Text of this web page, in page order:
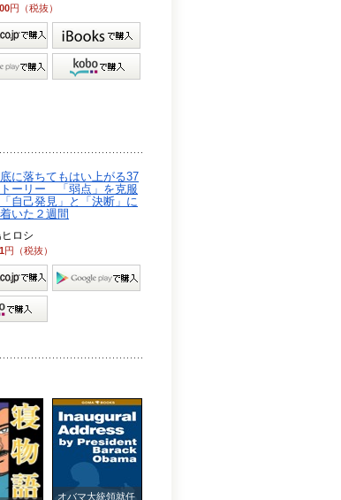
円（税抜）
に落ちてもはい上がる37
ーリー 「弱点」を克服
自己発見」と「決断」に
いた２週間
ロシ
円（税抜）
オバマ大統領就任